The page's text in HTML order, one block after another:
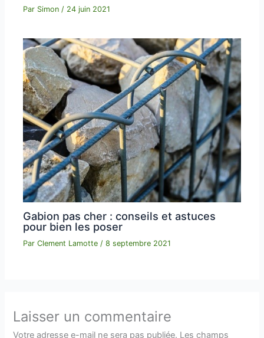
Par Simon / 24 juin 2021
Gabion pas cher : conseils et astuces
pour bien les poser
ParClement Lamotte /8 septembre 2021
Laisser un commentaire
Votre adresse e-mail ne sera pas publiée. Les champs